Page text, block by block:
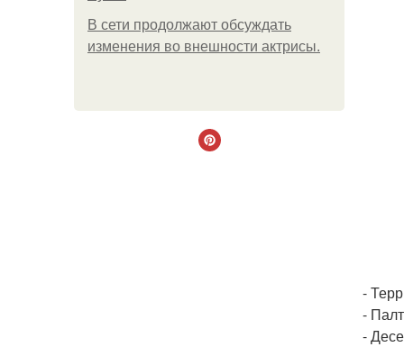
В сети продолжают обсуждать
изменения во внешности актрисы.
-
-
-